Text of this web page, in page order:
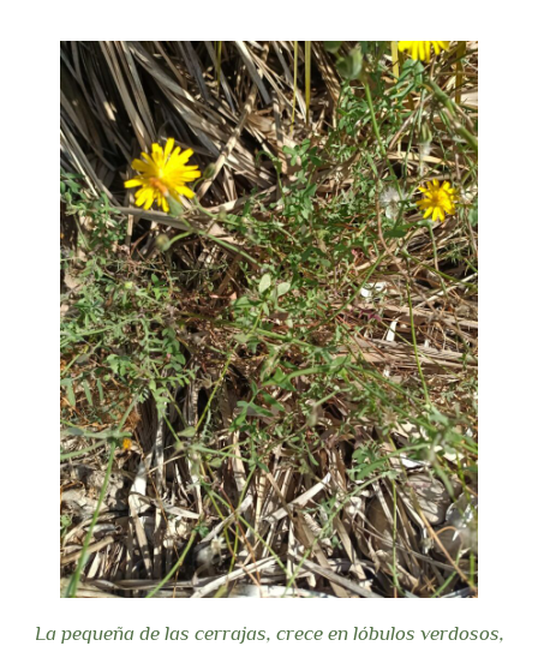
La pequeña de las cerrajas, crece en lóbulos verdosos,